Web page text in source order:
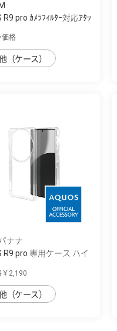
R9 pro ｶﾒﾗﾌｨﾙﾀｰ対応ｱﾀｯ
価格
（ケース）
ナナ
R9 pro 専用ケース ハイ
￥2,190
（ケース）